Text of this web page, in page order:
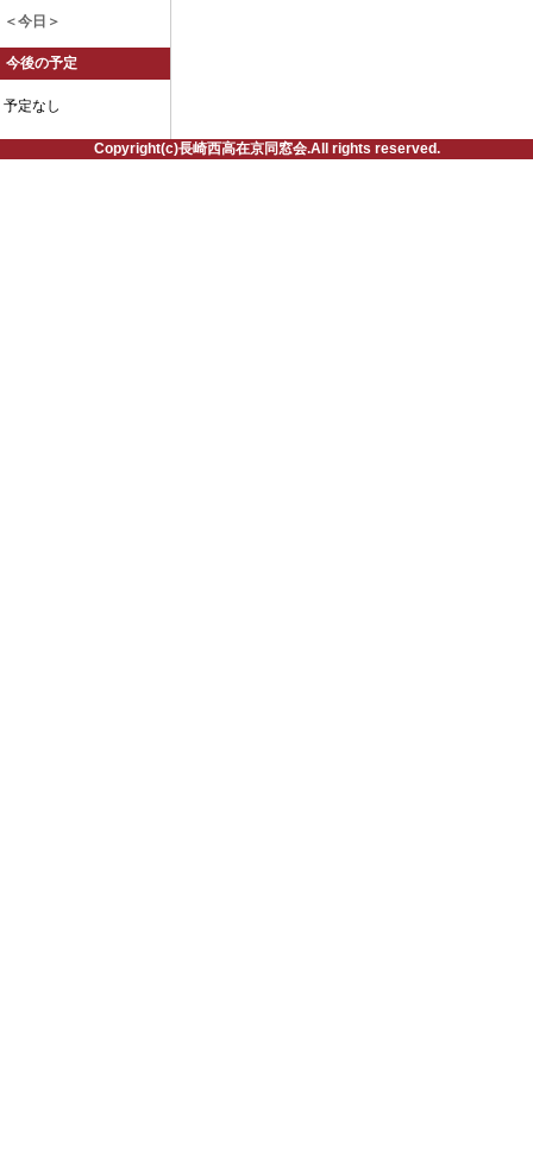
＜今日＞
今後の予定
予定なし
Copyright(c)長崎西高在京同窓会.All rights reserved.